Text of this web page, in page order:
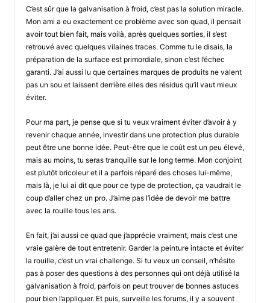
C’est sûr que la galvanisation à froid, c’est pas la solution miracle.
Mon ami a eu exactement ce problème avec son quad, il pensait
avoir tout bien fait, mais voilà, après quelques sorties, il s’est
retrouvé avec quelques vilaines traces. Comme tu le disais, la
préparation de la surface est primordiale, sinon c’est l’échec
garanti. J’ai aussi lu que certaines marques de produits ne valent
pas un sou et laissent derrière elles des résidus qu’il vaut mieux
éviter.
Pour ma part, je pense que si tu veux vraiment éviter d’avoir à y
revenir chaque année, investir dans une protection plus durable
peut être une bonne idée. Peut-être que le coût est un peu élevé,
mais au moins, tu seras tranquille sur le long terme. Mon conjoint
est plutôt bricoleur et il a parfois réparé des choses lui-même,
mais là, je lui ai dit que pour ce type de protection, ça vaudrait le
coup d’aller chez un pro. J’aime pas l’idée de devoir me battre
avec la rouille tous les ans.
En fait, j’ai aussi ce quad que j’apprécie vraiment, mais c’est une
vraie galère de tout entretenir. Garder la peinture intacte et éviter
la rouille, c’est un vrai challenge. Si tu veux un conseil, n’hésite
pas à poser des questions à des personnes qui ont déjà utilisé la
galvanisation à froid, parfois on peut trouver de bonnes astuces
pour bien l’appliquer. Et puis, surveille les forums, il y a souvent